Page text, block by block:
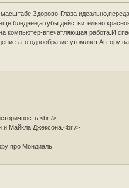
Глаза
бледнее,а губы действительно
компьютер-впечатляющая работа.И
ато однообразие утомляет.Автору
/>
и Майкла Джексона.<br />
про Мондиаль.